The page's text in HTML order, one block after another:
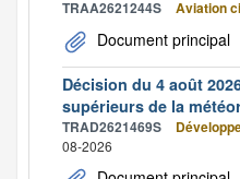
TRAA2621244S Aviation
Document principal
Décision du 4 août
supérieurs de la
TRAD2621469S
08-2026